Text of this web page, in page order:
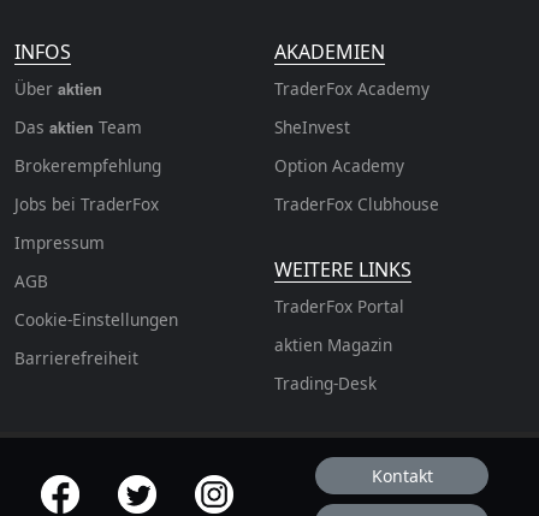
INFOS
Über aktien
Das aktien Team
Brokerempfehlung
Jobs bei TraderFox
Impressum
AGB
Cookie-Einstellungen
Barrierefreiheit
AKADEMIEN
TraderFox Academy
SheInvest
Option Academy
TraderFox Clubhouse
WEITERE LINKS
TraderFox Portal
aktien Magazin
Trading-Desk
offizielle Social Media-Accounts Kontakt